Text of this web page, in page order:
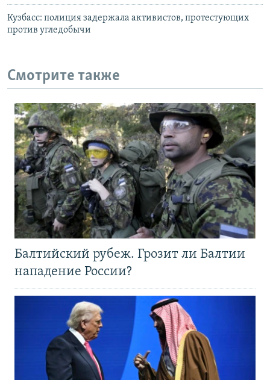
Кузбасс: полиция задержала активистов, протестующих
против угледобычи
Смотрите также
Балтийский рубеж. Грозит ли Балтии
нападение России?